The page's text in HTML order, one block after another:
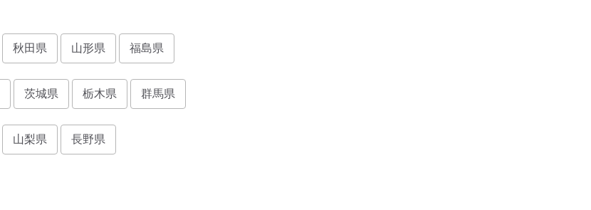
秋田県 山形県 福島県
茨城県 栃木県 群馬県
山梨県 長野県